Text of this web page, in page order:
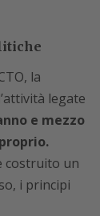
la
legate
e mezzo
costruito un
i principi